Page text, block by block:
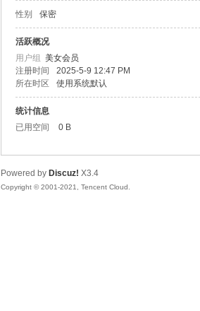
网
性别 保密
活跃概况
用户组 美女会员
注册时间
2025-5-9 12:47 PM
所在时区
使用系统默认
统计信息
已用空间
0 B
Powered by Discuz! X3.4
Copyright © 2001-2021, Tencent Cloud.